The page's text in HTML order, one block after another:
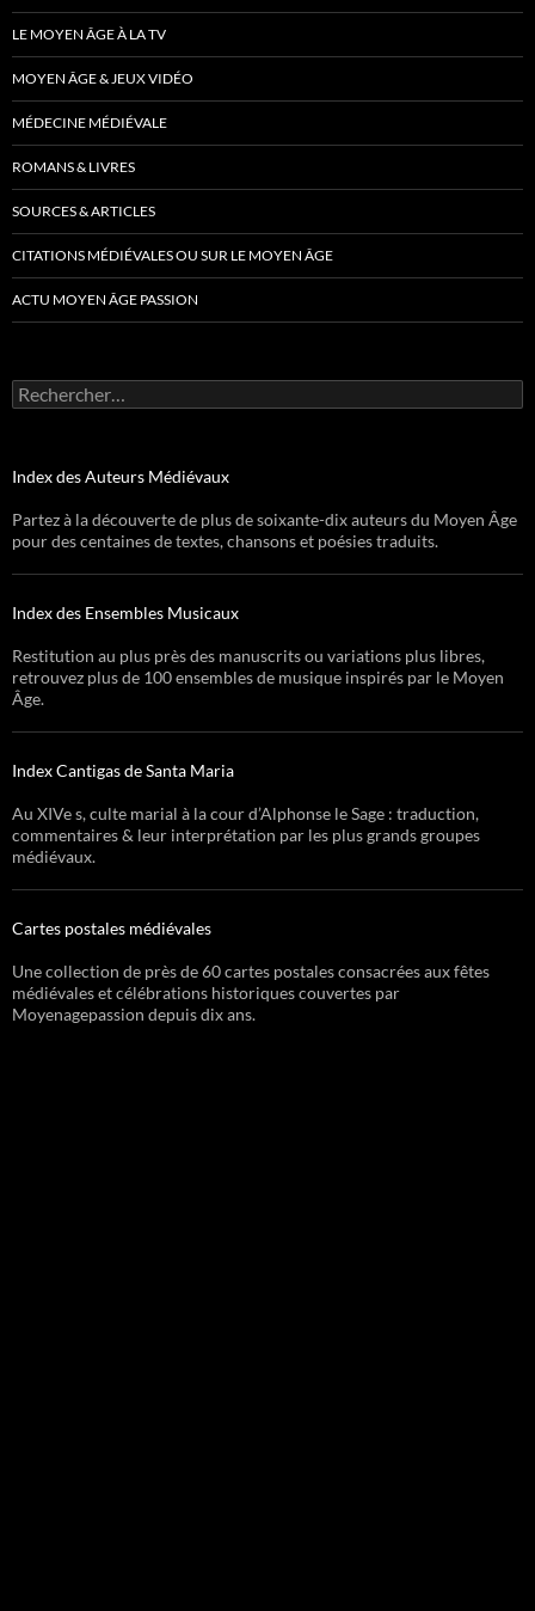
LE MOYEN ÂGE À LA TV
MOYEN ÂGE & JEUX VIDÉO
MÉDECINE MÉDIÉVALE
ROMANS & LIVRES
SOURCES & ARTICLES
CITATIONS MÉDIÉVALES OU SUR LE MOYEN ÂGE
ACTU MOYEN ÂGE PASSION
Rechercher :
Index des Auteurs Médiévaux
Partez à la découverte de plus de soixante-dix auteurs du Moyen Âge
pour des centaines de textes, chansons et poésies traduits.
Index des Ensembles Musicaux
Restitution au plus près des manuscrits ou variations plus libres,
retrouvez plus de 100 ensembles de musique inspirés par le Moyen
Âge.
Index Cantigas de Santa Maria
Au XIVe s, culte marial à la cour d’Alphonse le Sage : traduction,
commentaires & leur interprétation par les plus grands groupes
médiévaux.
Cartes postales médiévales
Une collection de près de 60 cartes postales consacrées aux fêtes
médiévales et célébrations historiques couvertes par
Moyenagepassion depuis dix ans.